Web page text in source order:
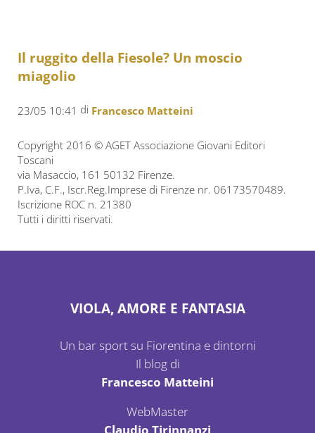
Il ruggito della Fiesole? Un moscio
miagolio
23/05 10:41 di Francesco Matteini
Copyright 2016 © AGET Associazione Giovani Editori
Toscani
via Masaccio, 161 50132 Firenze.
P.Iva, C.F., Iscr.Reg.Imprese di Firenze nr. 06173570489.
Iscrizione ROC n. 21380
Tutti i diritti riservati.
VIOLA, AMORE E FANTASIA
Un bar sport su Fiorentina e dintorni
Il blog di
Francesco Matteini
WebMaster
Claudio Tirinnanzi